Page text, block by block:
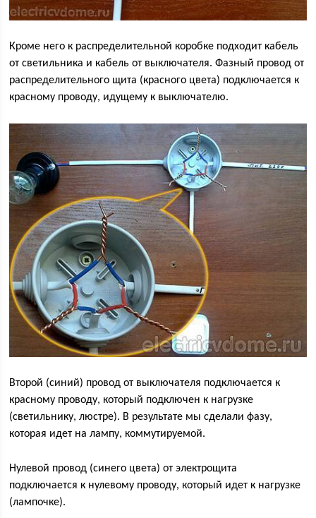
Кроме него к распределительной коробке подходит кабель
от светильника и кабель от выключателя. Фазный провод от
распределительного щита (красного цвета) подключается к
красному проводу, идущему к выключателю.
Второй (синий) провод от выключателя подключается к
красному проводу, который подключен к нагрузке
(светильнику, люстре). В результате мы сделали фазу,
которая идет на лампу, коммутируемой.
Нулевой провод (синего цвета) от электрощита
подключается к нулевому проводу, который идет к нагрузке
(лампочке).